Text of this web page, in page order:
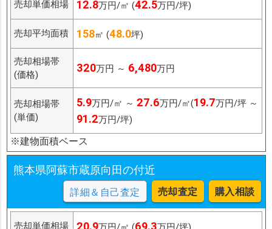
売却単価相場 12.8万円/㎡ (42.5万円/坪)
売却平均面積 158㎡ (48.0坪)
売却相場帯
(価格)
320万円 ～ 6,480万円
売却相場帯
(単価)
5.9万円/㎡ ～ 27.6万円/㎡(19.7万円/坪 ～
91.2万円/坪)
※建物面積ベース
熊本県阿蘇市蔵原向田の付近
詳細＆自己査定 売却査定 購入相談
売却単価相場